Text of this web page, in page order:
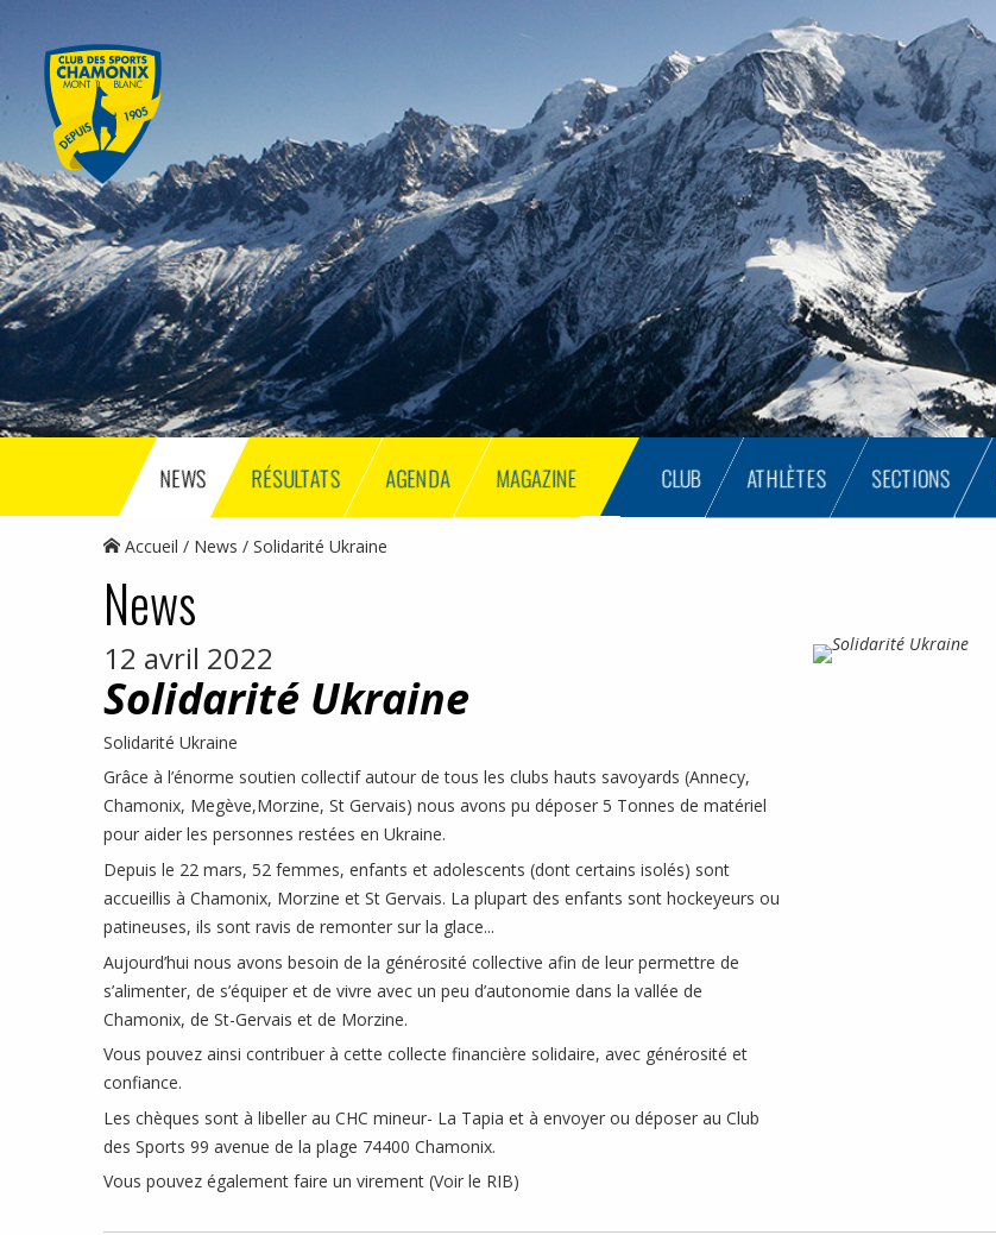
MAGAZINE
AGENDA
RÉSULTATS
NEWS CLUB ATHLÈTES SECTIONS
Accueil News Solidarité Ukraine
News
12 avril 2022
Solidarité Ukraine
Solidarité Ukraine
Grâce à l’énorme soutien collectif autour de tous les clubs hauts savoyards (Annecy,
Chamonix, Megève,Morzine, St Gervais) nous avons pu déposer 5 Tonnes de matériel
pour aider les personnes restées en Ukraine.
Depuis le 22 mars, 52 femmes, enfants et adolescents (dont certains isolés) sont
accueillis à Chamonix, Morzine et St Gervais. La plupart des enfants sont hockeyeurs ou
patineuses, ils sont ravis de remonter sur la glace...
Aujourd’hui nous avons besoin de la générosité collective afin de leur permettre de
s’alimenter, de s’équiper et de vivre avec un peu d’autonomie dans la vallée de
Chamonix, de St-Gervais et de Morzine.
Vous pouvez ainsi contribuer à cette collecte financière solidaire, avec générosité et
confiance.
Les chèques sont à libeller au CHC mineur- La Tapia et à envoyer ou déposer au Club
des Sports 99 avenue de la plage 74400 Chamonix.
Vous pouvez également faire un virement (Voir le RIB)